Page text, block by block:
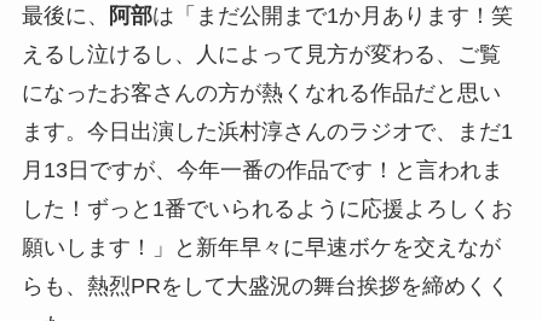
最後に、 阿部は「まだ公開まで1か月あります！笑
えるし泣けるし、人によって見方が変わる、ご覧
になったお客さんの方が熱くなれる作品だと思い
ます。今日出演した浜村淳さんのラジオで、まだ1
月13日ですが、今年一番の作品です！と言われま
した！ずっと1番でいられるように応援よろしくお
願いします！」と新年早々に早速ボケを交えなが
らも、熱烈PRをして大盛況の舞台挨拶を締めくく